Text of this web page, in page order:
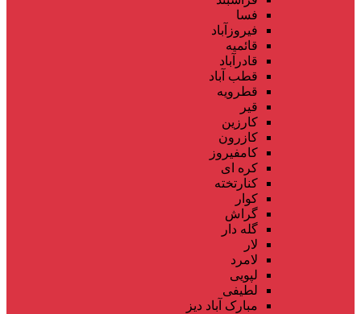
فسا
فیروزآباد
قائمیه
قادرآباد
قطب آباد
قطرویه
قیر
کارزین
کازرون
کامفیروز
کره ای
کنارتخته
کوار
گراش
گله دار
لار
لامرد
لپویی
لطیفی
مبارک آباد دیز